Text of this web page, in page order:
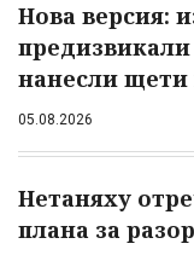
Нова версия:
нанесли щети
05.08.2026
Нетаняху
плана за